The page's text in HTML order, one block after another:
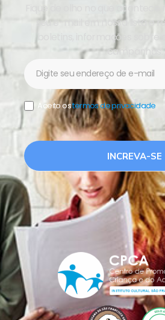
Fique de olho no que acontece
seu e-mail em nossa lista e
boletins, informações sobre
campanhas.
Aceito ostermos de privacidade.
INCREVA-SE